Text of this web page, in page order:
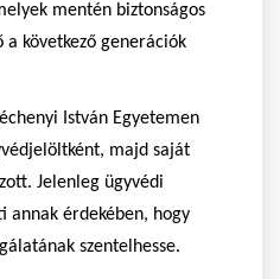
mentén biztonságos
következő generációk
István Egyetemen
majd saját
Jelenleg ügyvédi
annak érdekében, hogy
szentelhesse.